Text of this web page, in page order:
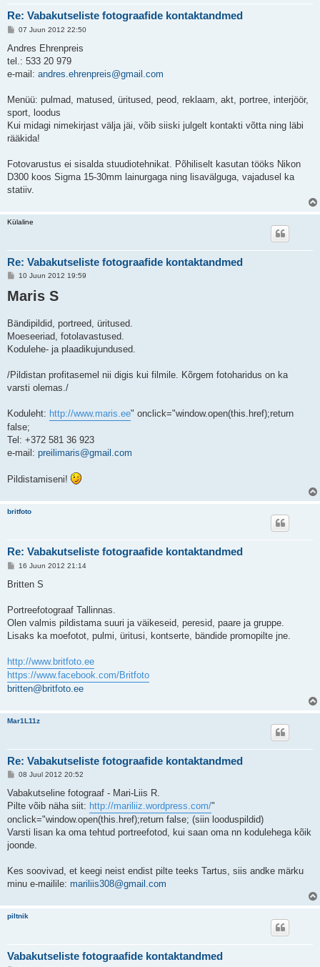
Re: Vabakutseliste fotograafide kontaktandmed
P
s
i
t
07 Juun 2012 22:50
Andres Ehrenpreis
tel.: 533 20 979
e-mail: andres.ehrenpreis@gmail.com
Menüü: pulmad, matused, üritused, peod, reklaam, akt, portree, interjöör,
sport, loodus
Kui midagi nimekirjast välja jäi, võib siiski julgelt kontakti võtta ning läbi
rääkida!
Fotovarustus ei sisalda stuudiotehnikat. Põhiliselt kasutan tööks Nikon
D300 koos Sigma 15-30mm lainurgaga ning lisavälguga, vajadusel ka
statiiv.
Külaline
Re: Vabakutseliste fotograafide kontaktandmed
P
s
t
t
u
s
10 Juun 2012 19:59
Maris S
Bändipildid, portreed, üritused.
Moeseeriad, fotolavastused.
Kodulehe- ja plaadikujundused.
/Pildistan profitasemel nii digis kui filmile. Kõrgem fotoharidus on ka
varsti olemas./
Koduleht: http://www.maris.ee" onclick="window.open(this.href);return
false;
Tel: +372 581 36 923
e-mail: preilimaris@gmail.com
Pildistamiseni!
britfoto
Re: Vabakutseliste fotograafide kontaktandmed
P
s
t
s
16 Juun 2012 21:14
Britten S
Portreefotograaf Tallinnas.
Olen valmis pildistama suuri ja väikeseid, peresid, paare ja gruppe.
Lisaks ka moefotot, pulmi, üritusi, kontserte, bändide promopilte jne.
http://www.britfoto.ee
https://www.facebook.com/Britfoto
britten@britfoto.ee
Mar1L11z
Re: Vabakutseliste fotograafide kontaktandmed
P
s
i
t
s
08 Juul 2012 20:52
Vabakutseline fotograaf - Mari-Liis R.
Pilte võib näha siit: http://mariliiz.wordpress.com/"
onclick="window.open(this.href);return false; (siin looduspildid)
Varsti lisan ka oma tehtud portreefotod, kui saan oma nn kodulehega kõik
joonde.
Kes soovivad, et keegi neist endist pilte teeks Tartus, siis andke märku
minu e-mailile: mariliis308@gmail.com
piltnik
Vabakutseliste fotograafide kontaktandmed